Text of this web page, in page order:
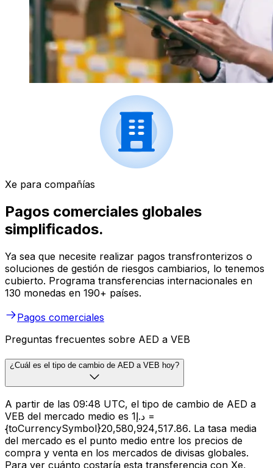
Xe para compañías
Pagos comerciales globales
simplificados.
Ya sea que necesite realizar pagos transfronterizos o
soluciones de gestión de riesgos cambiarios, lo tenemos
cubierto. Programa transferencias internacionales en
130 monedas en 190+ países.
Pagos comerciales
Preguntas frecuentes sobre AED a VEB
¿Cuál es el tipo de cambio de AED a VEB hoy?
A partir de las 09:48 UTC, el tipo de cambio de AED a
VEB del mercado medio es د.إ1 =
{toCurrencySymbol}20,580,924,517.86. La tasa media
del mercado es el punto medio entre los precios de
compra y venta en los mercados de divisas globales.
Para ver cuánto costaría esta transferencia con Xe,